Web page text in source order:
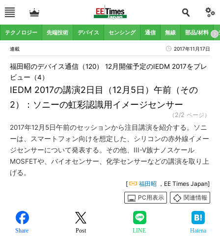
テクノロジー 先端技術 デバイス センシング 通信 無線 部品/材料
連載 2017年11月17日
IEDM 2017の講演2日目（12月5日）午前（その
2）：ソニーの虹彩認識用イメージセンサー
福田昭のデバイス通信（120） 12月開催予定のIEDM 2017をプレ
ビュー（4）
（2/2 ページ）
2017年12月5日午前のセッションから注目講演を紹介する。ソニ
ーは、スマートフォン向けを想定した、シリコンの赤外線イメー
ジセンサーについて発表する。その他、III-V族ナノスケール
MOSFETや、バイオセンサー、化学センサーなどの講演を取り上
げる。
[ 福田昭 ，EE Times Japan]
PC用表示
関連情報
Share Post LINE Hatena